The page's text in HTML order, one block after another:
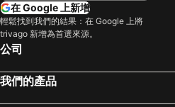
在 Google 上新增
輕鬆找到我們的結果：在 Google 上將
trivago 新增為首選來源。
公司
我們的產品